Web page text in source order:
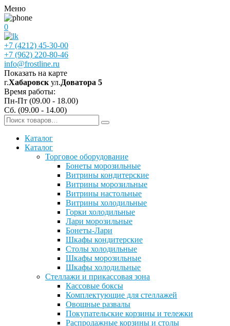
Меню
0
+7 (4212) 45-30-00
+7 (962) 220-80-46
info@frostline.ru
Показать на карте
г.Хабаровск ул.Доватора 5
Время работы:
Пн-Пт (09.00 - 18.00)
Сб. (09.00 - 14.00)
Каталог
Каталог
Торговое оборудование
Бонеты морозильные
Витрины кондитерские
Витрины морозильные
Витрины настольные
Витрины холодильные
Горки холодильные
Лари морозильные
Бонеты-Лари
Шкафы кондитерские
Столы холодильные
Шкафы морозильные
Шкафы холодильные
Стеллажи и прикассовая зона
Кассовые боксы
Комплектующие для стеллажей
Овощные развалы
Покупательские корзины и тележки
Распродажные корзины и столы